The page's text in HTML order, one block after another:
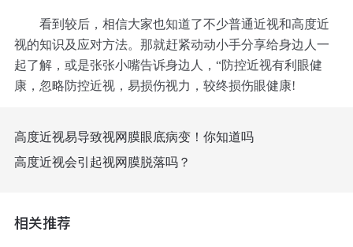
看到较后，相信大家也知道了不少普通近视和高度近
视的知识及应对方法。那就赶紧动动小手分享给身边人一
起了解，或是张张小嘴告诉身边人，“防控近视有利眼健
康，忽略防控近视，易损伤视力，较终损伤眼健康!
高度近视易导致视网膜眼底病变！你知道吗
高度近视会引起视网膜脱落吗？
相关推荐